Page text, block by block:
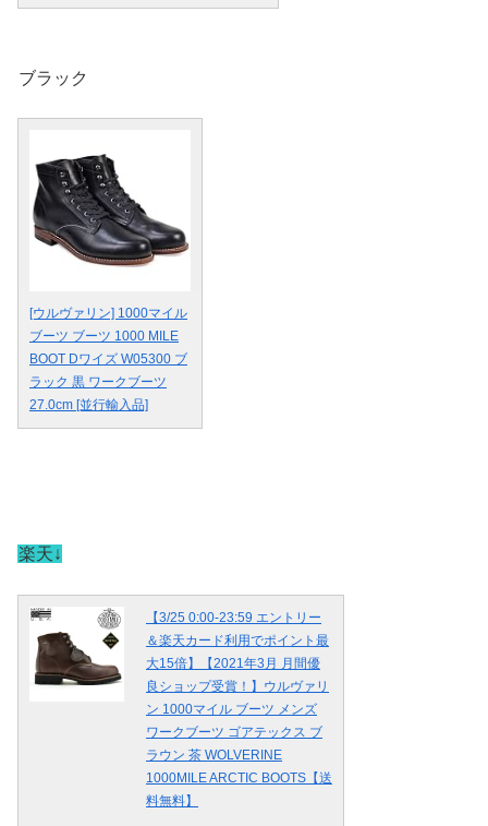
ブラック
[ウルヴァリン] 1000マイル
ブーツ ブーツ 1000 MILE
BOOT Dワイズ W05300 ブ
ラック 黒 ワークブーツ
27.0cm [並行輸入品]
楽天↓
【3/25 0:00-23:59 エントリー
＆楽天カード利用でポイント最
大15倍】【2021年3月 月間優
良ショップ受賞！】ウルヴァリ
ン 1000マイル ブーツ メンズ
ワークブーツ ゴアテックス ブ
ラウン 茶 WOLVERINE
1000MILE ARCTIC BOOTS【送
料無料】